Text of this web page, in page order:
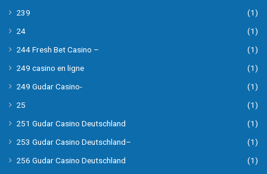
239
(1)
24
(1)
244 Fresh Bet Casino –
(1)
249 casino en ligne
(1)
249 Gudar Casino-
(1)
25
(1)
251 Gudar Casino Deutschland
(1)
253 Gudar Casino Deutschland–
(1)
256 Gudar Casino Deutschland
(1)